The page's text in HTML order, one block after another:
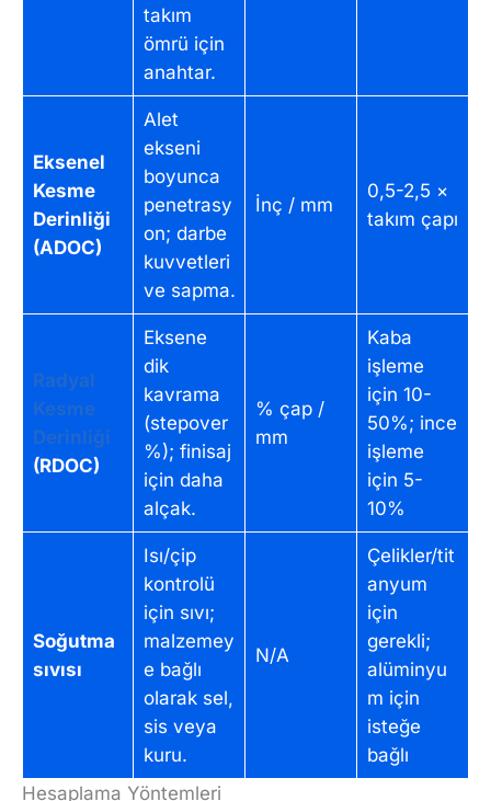
takım
ömrü için
anahtar.
Eksenel
Kesme
Derinliği
(ADOC)
Alet
ekseni
boyunca
penetrasy
on; darbe
kuvvetleri
ve sapma.
İnç / mm
0,5-2,5 ×
takım çapı
Radyal
Kesme
Derinliği
(RDOC)
Eksene
dik
kavrama
(stepover
%); finisaj
için daha
alçak.
% çap /
mm
Kaba
işleme
için 10-
50%; ince
işleme
için 5-
10%
Soğutma
sıvısı
Isı/çip
kontrolü
için sıvı;
malzemey
e bağlı
olarak sel,
sis veya
kuru.
N/A
Çelikler/tit
anyum
için
gerekli;
alüminyu
m için
isteğe
bağlı
Hesaplama Yöntemleri